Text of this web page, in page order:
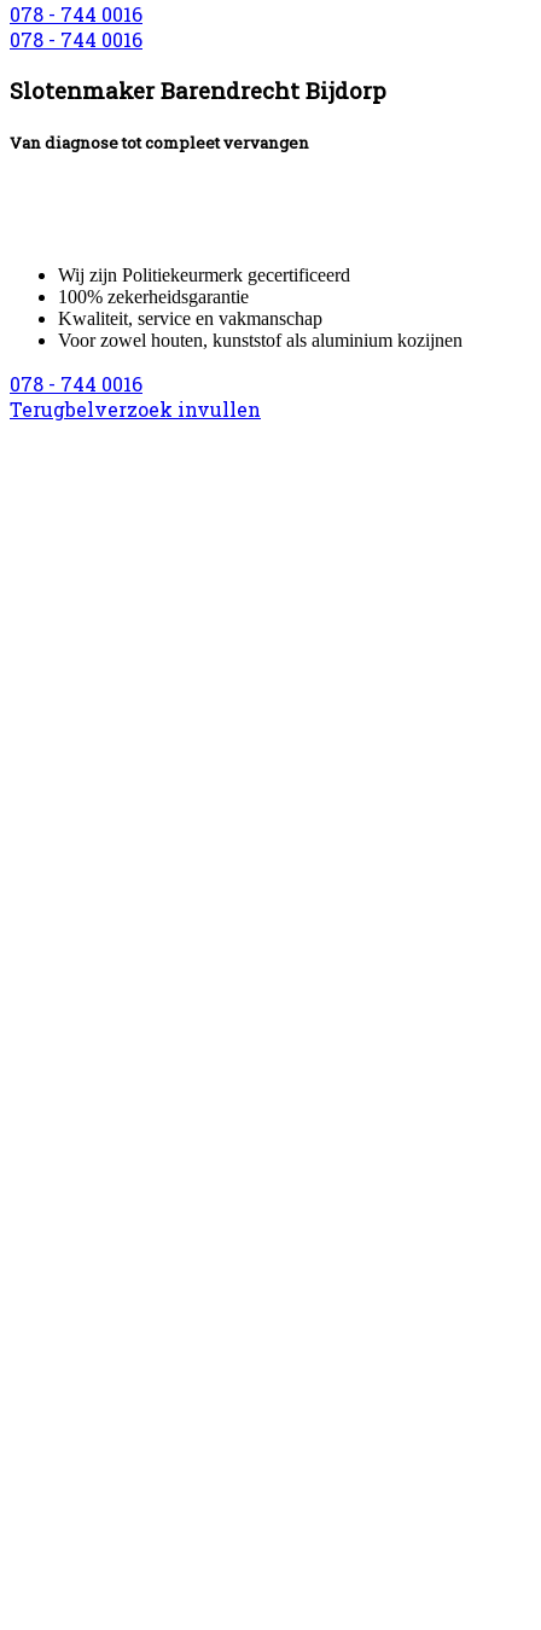
078 - 744 0016
078 - 744 0016
Slotenmaker Barendrecht Bijdorp
Van diagnose tot compleet vervangen
Wij zijn Politiekeurmerk gecertificeerd
100% zekerheidsgarantie
Kwaliteit, service en vakmanschap
Voor zowel houten, kunststof als aluminium kozijnen
078 - 744 0016
Terugbelverzoek invullen